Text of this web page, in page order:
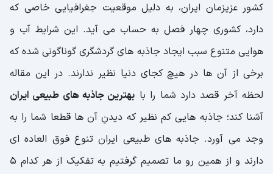
کشور عزیزمان ایران، به دلیل موقعیت جغرافیایی خاصی که
دارد، کشوری چهار فصل به حساب می آید. این شرایط آب و
هوایی متنوع سبب ایجاد جاذبه های گردشگری گوناگونی شده که
برخی از آن ها در هیچ کجای دنیا نظیر ندارند. در این مقاله
لحظه آخر قصد دارد شما را با بهترین جاذبه های طبیعی ایران
آشنا کند؛ جاذبه هایی کم نظیر که دیدنِ آن ها قطعا شما را به
وجد می آورد. جاذبه های طبیعی ایران تنوع فوق العاده ای
دارند و از همین رو ما تصمیم گرفتیم به تفکیک از هر کدام 5